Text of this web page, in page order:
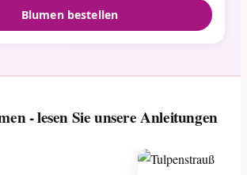
Blumen bestellen
- lesen Sie unsere Anleitungen